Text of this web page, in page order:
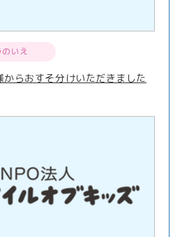
のいえ
らおすそ分けいただきました